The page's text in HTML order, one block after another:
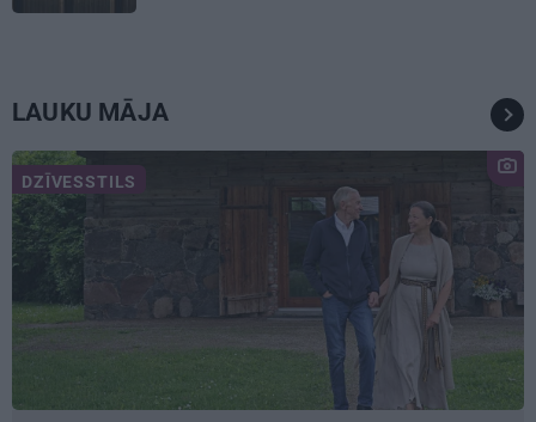
LAUKU MĀJA
DZĪVESSTILS